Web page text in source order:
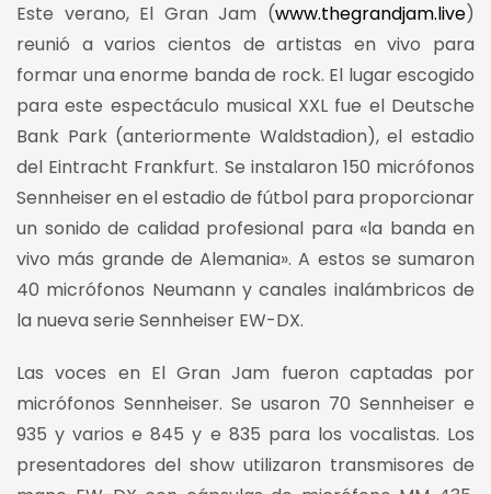
Este verano, El Gran Jam (www.thegrandjam.live)
reunió a varios cientos de artistas en vivo para
formar una enorme banda de rock. El lugar escogido
para este espectáculo musical XXL fue el Deutsche
Bank Park (anteriormente Waldstadion), el estadio
del Eintracht Frankfurt. Se instalaron 150 micrófonos
Sennheiser en el estadio de fútbol para proporcionar
un sonido de calidad profesional para «la banda en
vivo más grande de Alemania». A estos se sumaron
40 micrófonos Neumann y canales inalámbricos de
la nueva serie Sennheiser EW-DX.
Las voces en El Gran Jam fueron captadas por
micrófonos Sennheiser. Se usaron 70 Sennheiser e
935 y varios e 845 y e 835 para los vocalistas. Los
presentadores del show utilizaron transmisores de